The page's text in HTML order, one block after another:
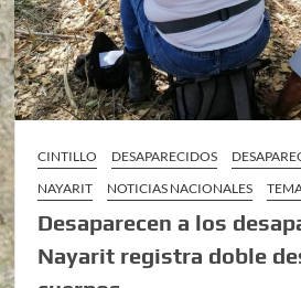
CINTILLO DESAPARECIDOS
NAYARIT
NOTICIAS NACIONALES
Desaparecen a los
Nayarit registra doble